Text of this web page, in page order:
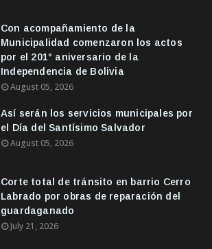
Con acompañamiento de la
Municipalidad comenzaron los actos
por el 201° aniversario de la
Independencia de Bolivia
August 05, 2026
Así serán los servicios municipales por
el Día del Santísimo Salvador
August 05, 2026
Corte total de tránsito en barrio Cerro
Labrado por obras de reparación del
guardaganado
July 21, 2026